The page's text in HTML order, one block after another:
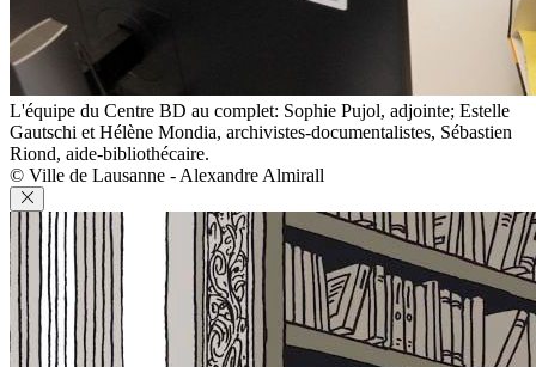
L'équipe du Centre BD au complet: Sophie Pujol, adjointe; Estelle
Gautschi et Hélène Mondia, archivistes-documentalistes, Sébastien
Riond, aide-bibliothécaire.
© Ville de Lausanne - Alexandre Almirall